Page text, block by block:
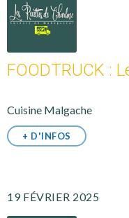
FOODTRUCK :
Cuisine Malgache
+ D'INFOS
19 FÉVRIER 2025